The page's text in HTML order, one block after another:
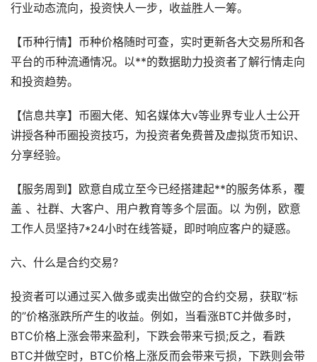
行业动态流向，投资快人一步，收益胜人一筹。
【币种行情】币种价格随时可查，实时更新各大交易所和各
平台的币种流通情况。以**的数据助力投资者了解行情走向
和投资趋势。
【信息共享】币圈大佬、知名媒体大v等业界专业人士公开
讲授各种币圈投资技巧，为投资者免费普及虚拟货币知识、
分享经验。
【服务周到】欧意自成立至今已经搭建起**的服务体系，覆
盖 、社群、大客户、用户教育等多个层面。以 为例，欧意
工作人员坚持7*24小时在线答疑，即时响应客户的疑惑。
六、什么是合约交易?
投资者可以通过买入做多或卖出做空的合约交易，获取“标
的”价格涨跌所产生的收益。例如，当看涨BTC并做多时，
BTC价格上涨会带来盈利，下跌会带来亏损;反之，看跌
BTC并做空时，BTC价格上涨反而会带来亏损，下跌则会带